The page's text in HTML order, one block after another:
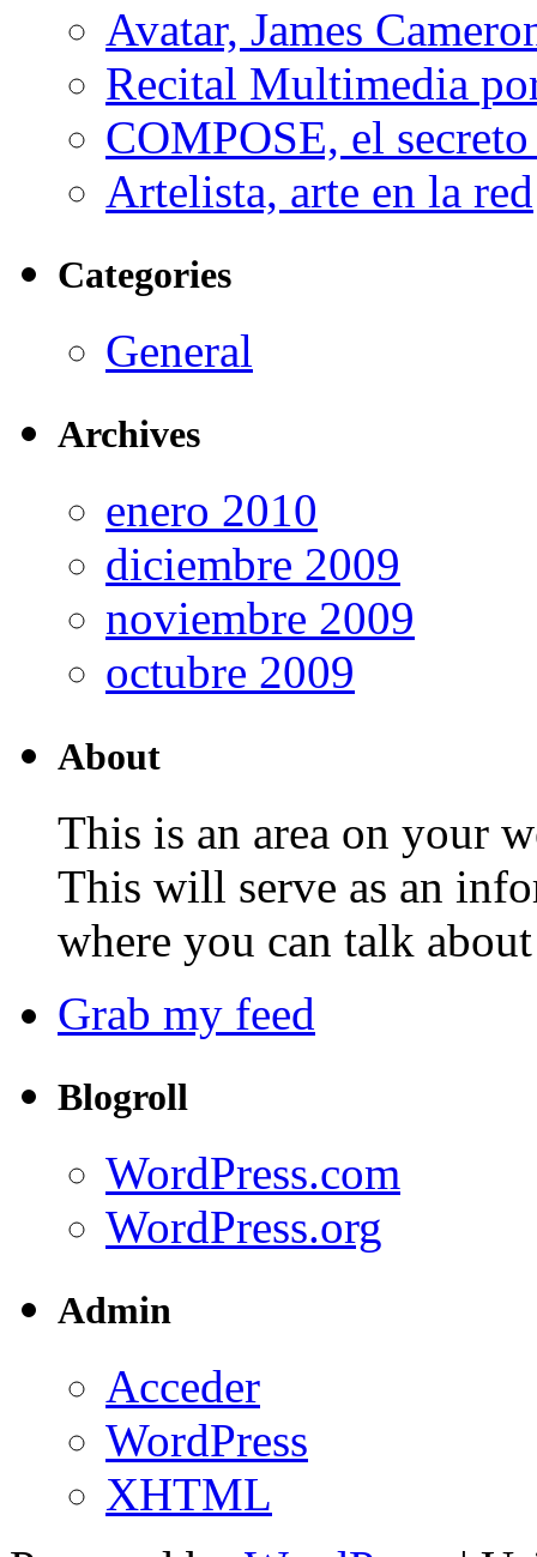
Avatar, James
Recital Multimedia
COMPOSE, el
Artelista, arte en la red
Categories
General
Archives
enero 2010
diciembre 2009
noviembre 2009
octubre 2009
About
This is an area on your
This will serve as an
where you can talk
Grab my feed
Blogroll
WordPress.com
WordPress.org
Admin
Acceder
WordPress
XHTML